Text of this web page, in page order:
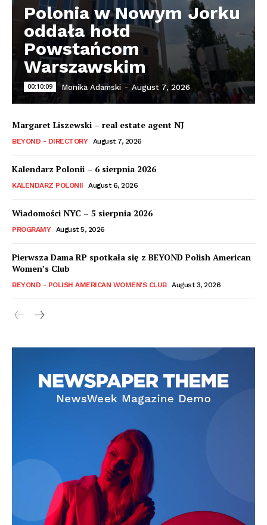
Polonia w Nowym Jorku
oddała hołd
Powstańcom
Warszawskim
00:10:09 Monika Adamski - August 7, 2026
Margaret Liszewski – real estate agent NJ
BEYOND - DIRECTORY August 7, 2026
Kalendarz Polonii – 6 sierpnia 2026
KALENDARZ POLONII August 6, 2026
Wiadomości NYC – 5 sierpnia 2026
PROGRAMY August 5, 2026
Pierwsza Dama RP spotkała się z BEYOND Polish American
Women’s Club
BEYOND - POLISH AMERICAN WOMEN'S CLUB August 3, 2026